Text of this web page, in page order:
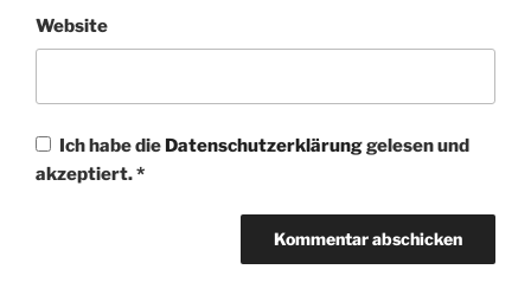
Website
Ich habe die Datenschutzerklärunggelesen und
akzeptiert.*